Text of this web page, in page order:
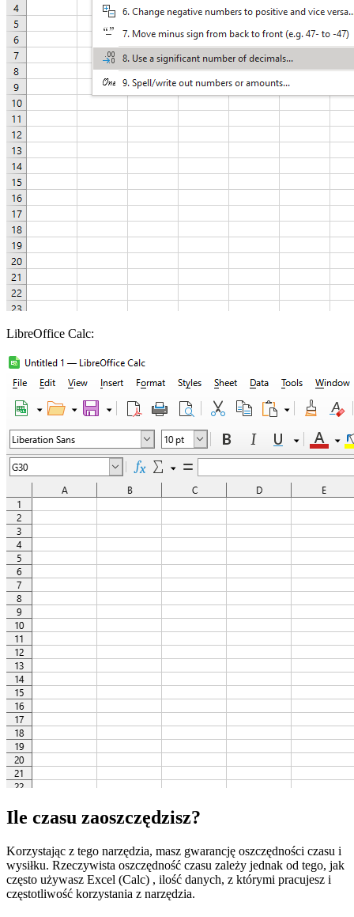
LibreOffice Calc:
Ile czasu zaoszczędzisz?
Korzystając z tego narzędzia, masz gwarancję oszczędności czasu i
wysiłku. Rzeczywista oszczędność czasu zależy jednak od tego, jak
często używasz Excel (Calc) , ilość danych, z którymi pracujesz i
częstotliwość korzystania z narzędzia.